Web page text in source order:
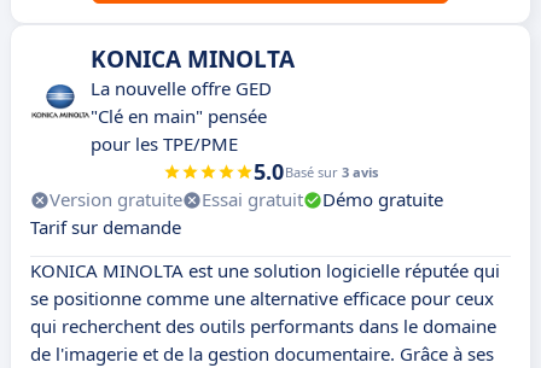
KONICA MINOLTA
La nouvelle offre GED
"Clé en main" pensée
pour les TPE/PME
5.0Basé sur 3 avis
Version gratuite Essai gratuit
Démo gratuite
Tarif sur demande
KONICA MINOLTA est une solution logicielle réputée qui
se positionne comme une alternative efficace pour ceux
qui recherchent des outils performants dans le domaine
de l'imagerie et de la gestion documentaire. Grâce à ses